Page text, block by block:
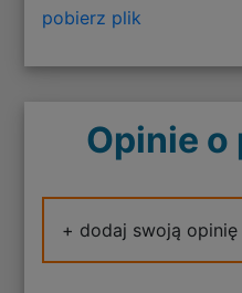
pobierz plik
Opinie
+ dodaj swoją opinię